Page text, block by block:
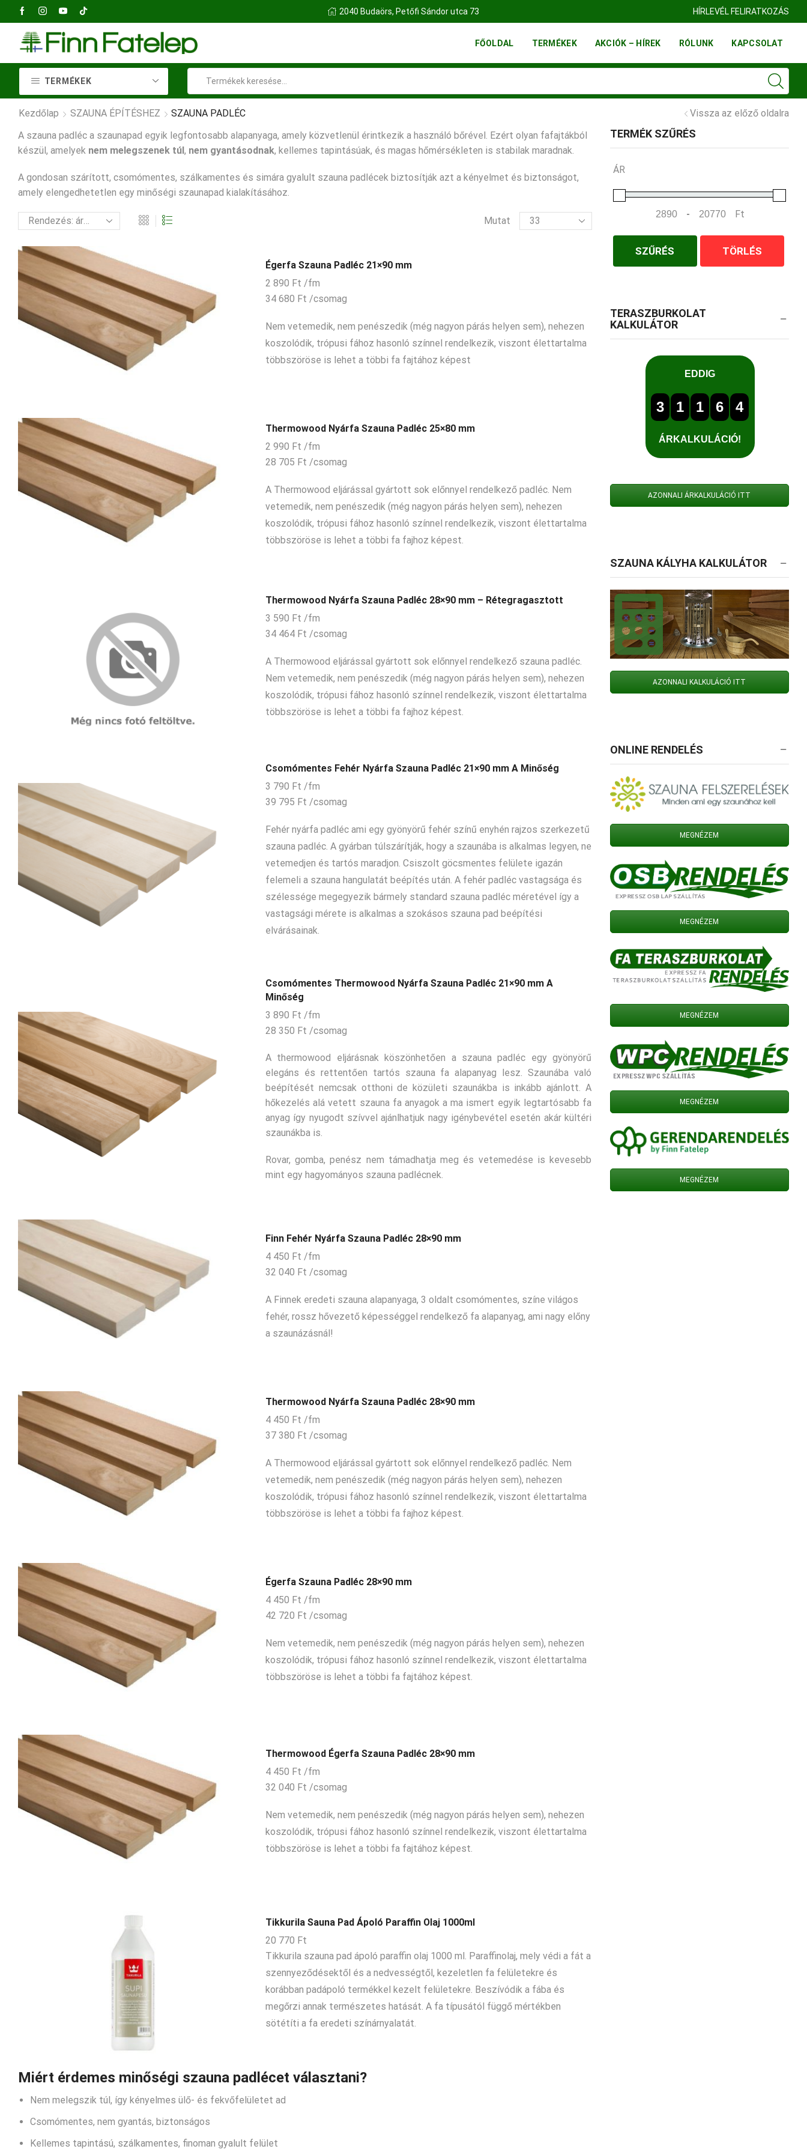
+36 23 414 037 2040 Budaörs, Petőfi Sándor utca 73 HÍRLEVÉL FELIRATKOZÁS
FŐOLDAL TERMÉKEK AKCIÓK – HÍREK RÓLUNK KAPCSOLAT
TERMÉKEK
input
Kezdőlap SZAUNA ÉPÍTÉSHEZ SZAUNA PADLÉC
Vissza az előző oldalra
A szauna padléc a szaunapad egyik legfontosabb alapanyaga, amely közvetlenül érintkezik a használó bőrével. Ezért olyan fafajtákból
készül, amelyek nem melegszenek túl , nem gyantásodnak, kellemes tapintásúak, és magas hőmérsékleten is stabilak maradnak.
A gondosan szárított, csomómentes, szálkamentes és simára gyalult szauna padlécek biztosítják azt a kényelmet és biztonságot,
amely elengedhetetlen egy minőségi szaunapad kialakításához.
Mutat
termék
per
Égerfa Szauna Padléc 21×90 mm
2 890 Ft /fm
34 680 Ft /csomag
Nem vetemedik, nem penészedik (még nagyon párás helyen sem), nehezen
koszolódik, trópusi fához hasonló színnel rendelkezik, viszont élettartalma
többszöröse is lehet a többi fa fajtához képest
Thermowood Nyárfa Szauna Padléc 25×80 mm
2 990 Ft /fm
28 705 Ft /csomag
A Thermowood eljárással gyártott sok előnnyel rendelkező padléc. Nem
vetemedik, nem penészedik (még nagyon párás helyen sem), nehezen
koszolódik, trópusi fához hasonló színnel rendelkezik, viszont élettartalma
többszöröse is lehet a többi fa fajhoz képest.
Thermowood Nyárfa Szauna Padléc 28×90 mm – Rétegragasztott
3 590 Ft /fm
34 464 Ft /csomag
A Thermowood eljárással gyártott sok előnnyel rendelkező szauna padléc.
Nem vetemedik, nem penészedik (még nagyon párás helyen sem), nehezen
koszolódik, trópusi fához hasonló színnel rendelkezik, viszont élettartalma
többszöröse is lehet a többi fa fajhoz képest.
Csomómentes Fehér Nyárfa Szauna Padléc 21×90 mm A Minőség
3 790 Ft /fm
39 795 Ft /csomag
Fehér nyárfa padléc ami egy gyönyörű fehér színű enyhén rajzos szerkezetű
szauna padléc. A gyárban túlszárítják, hogy a szaunába is alkalmas legyen, ne
vetemedjen és tartós maradjon. Csiszolt göcsmentes felülete igazán
felemeli a szauna hangulatát beépítés után. A fehér padléc vastagsága és
szélessége megegyezik bármely standard szauna padléc méretével így a
vastagsági mérete is alkalmas a szokásos szauna pad beépítési
elvárásainak.
Csomómentes Thermowood Nyárfa Szauna Padléc 21×90 mm A
Minőség
3 890 Ft /fm
28 350 Ft /csomag
A thermowood eljárásnak köszönhetően a szauna padléc egy gyönyörű
elegáns és rettentően tartós szauna fa alapanyag lesz. Szaunába való
beépítését nemcsak otthoni de közületi szaunákba is inkább ajánlott. A
hőkezelés alá vetett szauna fa anyagok a ma ismert egyik legtartósabb fa
anyag így nyugodt szívvel ajánlhatjuk nagy igénybevétel esetén akár kültéri
szaunákba is.
Rovar, gomba, penész nem támadhatja meg és vetemedése is kevesebb
mint egy hagyományos szauna padlécnek.
Finn Fehér Nyárfa Szauna Padléc 28×90 mm
4 450 Ft /fm
32 040 Ft /csomag
A Finnek eredeti szauna alapanyaga, 3 oldalt csomómentes, színe világos
fehér, rossz hővezető képességgel rendelkező fa alapanyag, ami nagy előny
a szaunázásnál!
Thermowood Nyárfa Szauna Padléc 28×90 mm
4 450 Ft /fm
37 380 Ft /csomag
A Thermowood eljárással gyártott sok előnnyel rendelkező padléc. Nem
vetemedik, nem penészedik (még nagyon párás helyen sem), nehezen
koszolódik, trópusi fához hasonló színnel rendelkezik, viszont élettartalma
többszöröse is lehet a többi fa fajhoz képest.
Égerfa Szauna Padléc 28×90 mm
4 450 Ft /fm
42 720 Ft /csomag
Nem vetemedik, nem penészedik (még nagyon párás helyen sem), nehezen
koszolódik, trópusi fához hasonló színnel rendelkezik, viszont élettartalma
többszöröse is lehet a többi fa fajtához képest.
Thermowood Égerfa Szauna Padléc 28×90 mm
4 450 Ft /fm
32 040 Ft /csomag
Nem vetemedik, nem penészedik (még nagyon párás helyen sem), nehezen
koszolódik, trópusi fához hasonló színnel rendelkezik, viszont élettartalma
többszöröse is lehet a többi fa fajtához képest.
Tikkurila Sauna Pad Ápoló Paraffin Olaj 1000ml
20 770 Ft
Tikkurila szauna pad ápoló paraffin olaj 1000 ml. Paraffinolaj, mely védi a fát a
szennyeződésektől és a nedvességtől, kezeletlen fa felületekre és
korábban padápoló termékkel kezelt felületekre. Beszívódik a fába és
megőrzi annak természetes hatását. A fa típusától függő mértékben
sötétíti a fa eredeti színárnyalatát.
Miért érdemes minőségi szauna padlécet választani?
Nem melegszik túl, így kényelmes ülő- és fekvőfelületet ad
Csomómentes, nem gyantás, biztonságos
Kellemes tapintású, szálkamentes, finoman gyalult felület
TERMÉK SZŰRÉS
ÁR
Minimum Price
-
Maximum Price
Ft
SZŰRÉS TÖRLÉS
TERASZBURKOLAT
KALKULÁTOR
AZONNALI ÁRKALKULÁCIÓ ITT
SZAUNA KÁLYHA KALKULÁTOR
AZONNALI KALKULÁCIÓ ITT
ONLINE RENDELÉS
MEGNÉZEM
MEGNÉZEM
MEGNÉZEM
MEGNÉZEM
MEGNÉZEM